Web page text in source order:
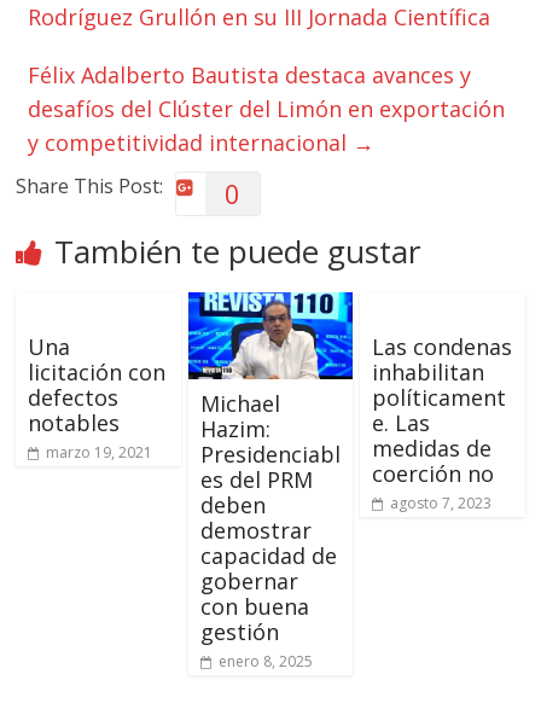
Rodríguez Grullón en su III Jornada Científica
Félix Adalberto Bautista destaca avances y
desafíos del Clúster del Limón en exportación
y competitividad internacional →
Share This Post: 0
También te puede gustar
Una
licitación con
defectos
notables
marzo 19, 2021
Michael
Hazim:
Presidenciabl
es del PRM
deben
demostrar
capacidad de
gobernar
con buena
gestión
enero 8, 2025
Las condenas
inhabilitan
políticament
e. Las
medidas de
coerción no
agosto 7, 2023